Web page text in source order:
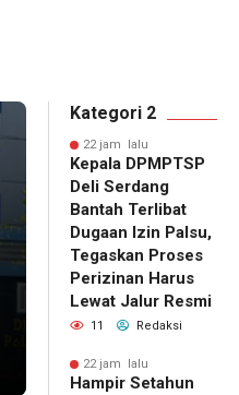
Kategori 2
22 jam lalu
Kepala DPMPTSP
Deli Serdang
Bantah Terlibat
Dugaan Izin Palsu,
Tegaskan Proses
Perizinan Harus
Lewat Jalur Resmi
11 Redaksi
22 jam lalu
Hampir Setahun